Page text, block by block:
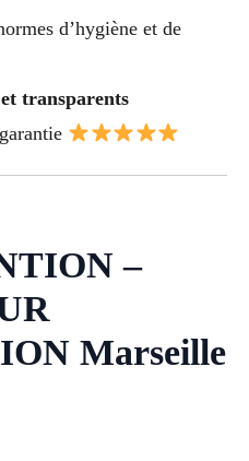
d’hygiène et de
transparents
–
Marseille